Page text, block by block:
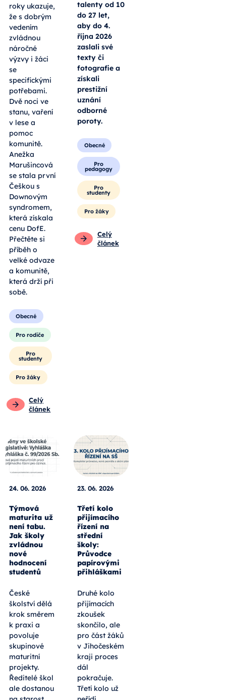
roky ukazuje,
že s dobrým
vedením
zvládnou
náročné
výzvy i žáci
se
specifickými
potřebami.
Dvě noci ve
stanu, vaření
v lese a
pomoc
komunitě.
Anežka
Marušincová
se stala první
Češkou s
Downovým
syndromem,
která získala
cenu DofE.
Přečtěte si
příběh o
velké odvaze
a komunitě,
která drží při
sobě.
Obecné
Pro rodiče
Pro
studenty
Pro žáky
Celý
článek
talenty od 10
do 27 let,
aby do 4.
října 2026
zaslali své
texty či
fotografie a
získali
prestižní
uznání
odborné
poroty.
Obecné
Pro
pedagogy
Pro
studenty
Pro žáky
Celý
článek
24. 06. 2026
Týmová
maturita už
není tabu.
Jak školy
zvládnou
nové
hodnocení
studentů
České
školství dělá
krok směrem
k praxi a
povoluje
skupinové
maturitní
projekty.
Ředitelé škol
ale dostanou
23. 06. 2026
Třetí kolo
přijímacího
řízení na
střední
školy:
Průvodce
papírovými
přihláškami
Druhé kolo
přijímacích
zkoušek
skončilo, ale
pro část žáků
v Jihočeském
kraji proces
dál
pokračuje.
Třetí kolo už